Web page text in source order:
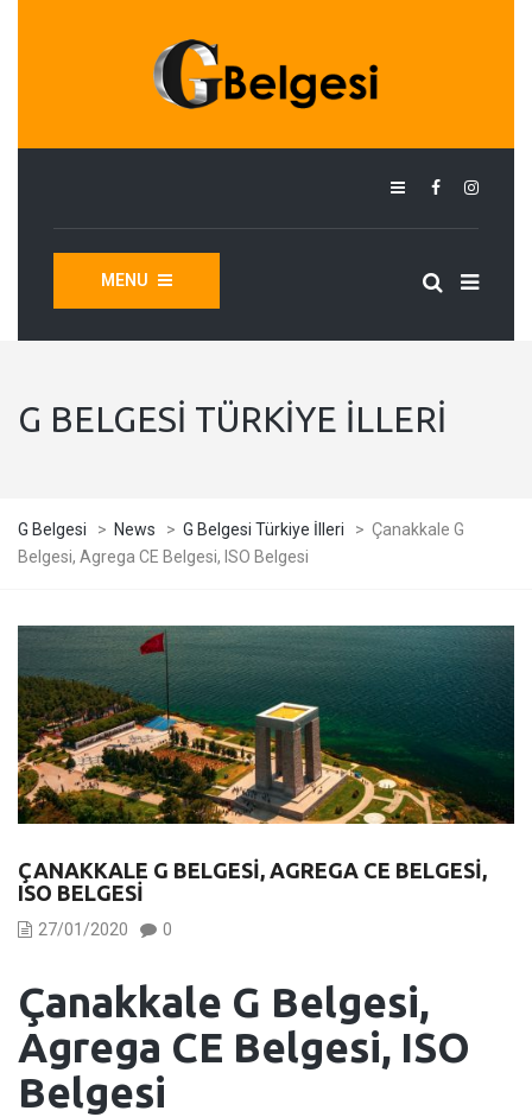
MENU
G BELGESI TÜRKIYE İLLERI
G Belgesi > News > G Belgesi Türkiye İlleri > Çanakkale G
Belgesi, Agrega CE Belgesi, ISO Belgesi
ÇANAKKALE G BELGESI, AGREGA CE BELGESI,
ISO BELGESI
27/01/2020 0
Çanakkale G Belgesi,
Agrega CE Belgesi, ISO
Belgesi